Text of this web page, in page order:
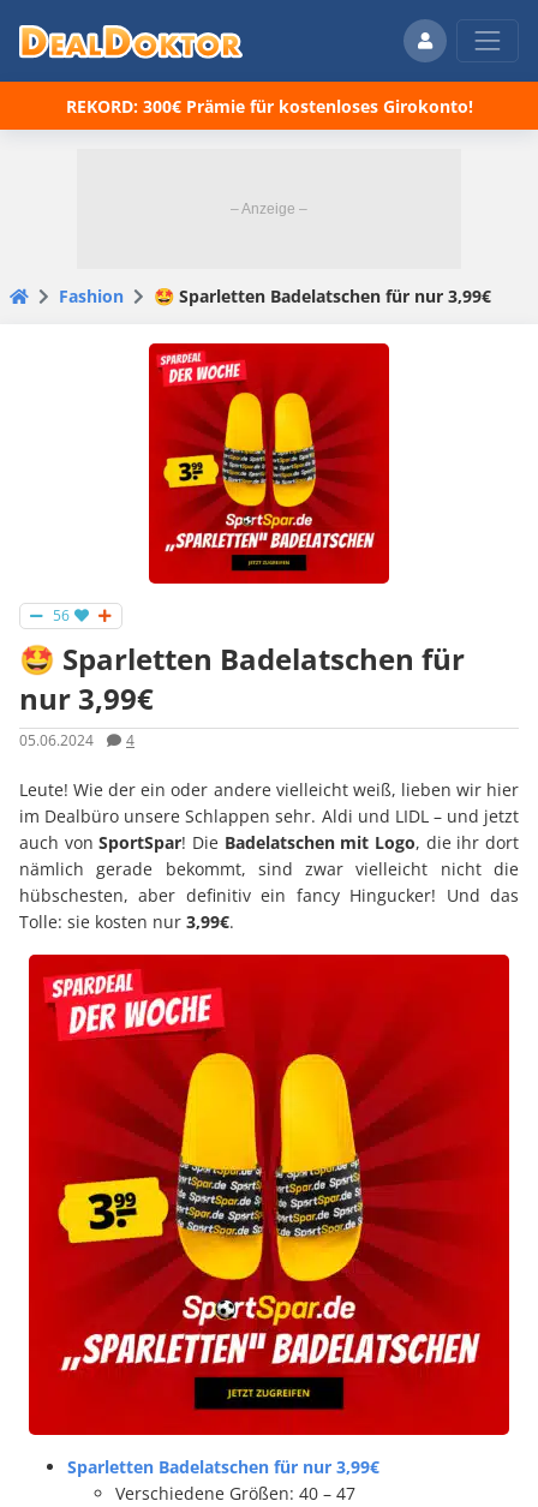
REKORD: 300€ Prämie für kostenloses Girokonto!
Fashion 🤩 Sparletten Badelatschen für nur 3,99€
56
🤩 Sparletten Badelatschen für
nur 3,99€
05.06.2024 4
Leute! Wie der ein oder andere vielleicht weiß, lieben wir hier
im Dealbüro unsere Schlappen sehr. Aldi und LIDL – und jetzt
auch vonSportSpar! Die Badelatschen mit Logo, die ihr dort
nämlich gerade bekommt, sind zwar vielleicht nicht die
hübschesten, aber definitiv ein fancy Hingucker! Und das
Tolle: sie kosten nur 3,99€.
Sparletten Badelatschen für nur 3,99€
Verschiedene Größen: 40 – 47